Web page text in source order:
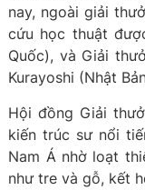
nay, ngoài giải
cứu học thuật
Quốc), và Giải
Kurayoshi (Nhật
Hội đồng Giải
kiến trúc sư nổi
Nam Á nhờ loạt
như tre và gỗ, kết